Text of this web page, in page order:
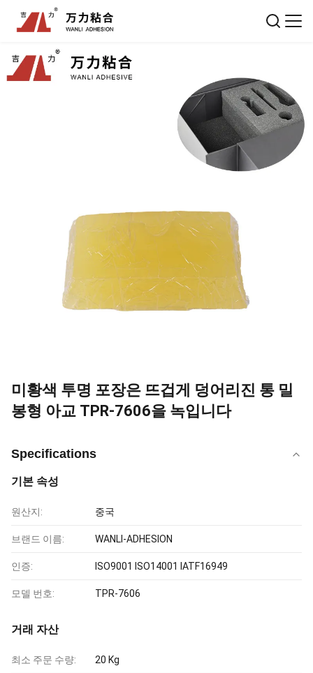
미황색 투명 포장은 뜨겁게 덩어리진 통 밀
봉형 아교 TPR-7606을 녹입니다
Specifications
기본 속성
원산지: 중국
브랜드 이름: WANLI-ADHESION
인증: ISO9001 ISO14001 IATF16949
모델 번호: TPR-7606
거래 자산
최소 주문 수량: 20 Kg